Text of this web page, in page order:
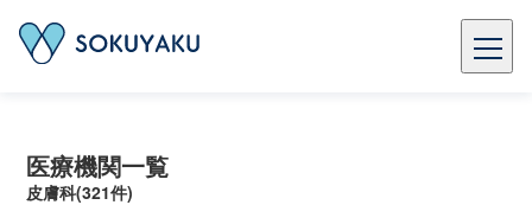
医療機関一覧
皮膚科(321件)